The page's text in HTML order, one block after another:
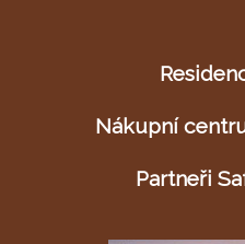
Nákupní
Partneři